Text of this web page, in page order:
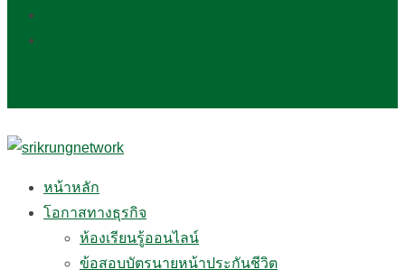
หน้าหลัก
โอกาสทางธุรกิจ
ห้องเรียนรู้ออนไลน์
ข้อสอบบัตรนายหน้าประกันชีวิต